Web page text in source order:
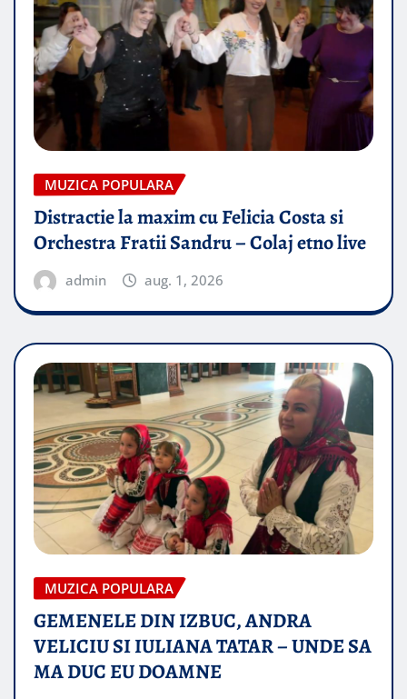
MUZICA POPULARA
Distractie la maxim cu Felicia Costa si
Orchestra Fratii Sandru – Colaj etno live
admin aug. 1, 2026
MUZICA POPULARA
GEMENELE DIN IZBUC, ANDRA
VELICIU SI IULIANA TATAR – UNDE SA
MA DUC EU DOAMNE